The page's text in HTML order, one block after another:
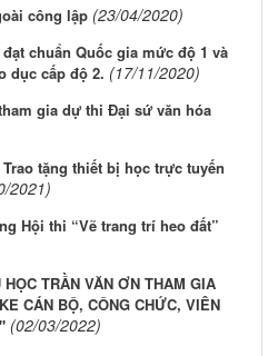
công lập (23/04/2020)
chuẩn Quốc gia mức độ 1 và
dục cấp độ 2. (17/11/2020)
gia dự thi Đại sứ văn hóa
tặng thiết bị học trực tuyến
2021)
Hội thi “Vẽ trang trí heo đất”
TRẦN VĂN ƠN THAM GIA
CÁN BỘ, CÔNG CHỨC, VIÊN
(02/03/2022)